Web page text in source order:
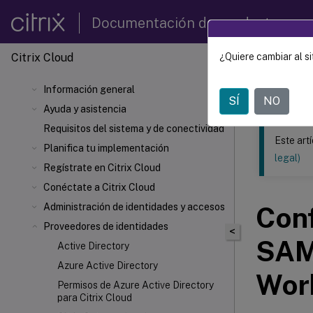
Documentación de productos
Citrix Cloud
Información general
Ayuda y asistencia
Requisitos del sistema y de conectividad
Planifica tu implementación
Regístrate en Citrix Cloud
Conéctate a Citrix Cloud
Administración de identidades y accesos
Proveedores de identidades
Active Directory
Azure Active Directory
Permisos de Azure Active Directory
para Citrix Cloud
Este
Citrix
<
Este
legal)
¿Quiere cambiar al
SÍ NO